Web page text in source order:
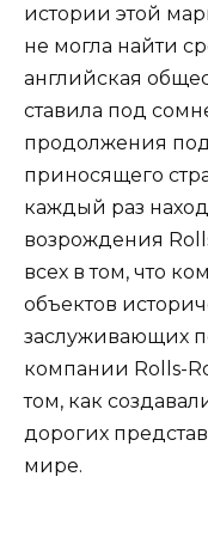
истории этой
не могла найти
английская
ставила под
продолжения
приносящего
каждый раз
возрождения
всех в том, что
объектов
заслуживающих
компании Rolls-
том, как
дорогих
мире.